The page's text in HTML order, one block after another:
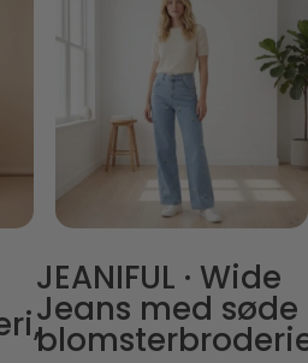
JEANIFUL · Wide
Jeans med søde